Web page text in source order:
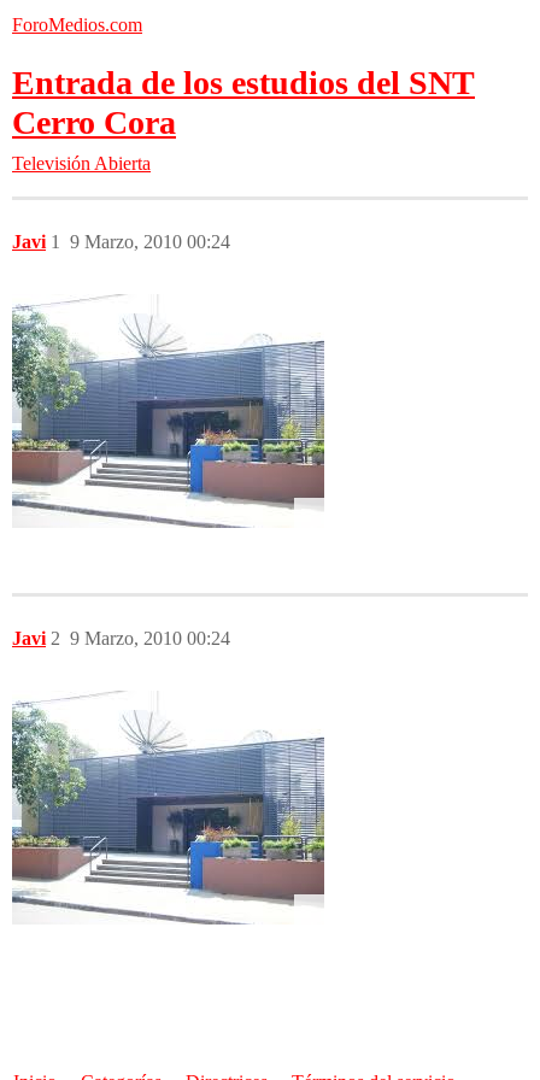
ForoMedios.com
Entrada de los estudios del SNT
Cerro Cora
Televisión Abierta
Javi 9 Marzo, 2010 00:24
1
Javi 9 Marzo, 2010 00:24
2